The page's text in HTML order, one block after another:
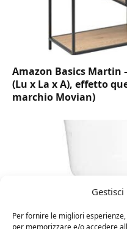
Per fornire le migliori
per memorizzare e/o accedere
Amazon Basics Martin
(Lu x La x A), effetto
marchio Movian)